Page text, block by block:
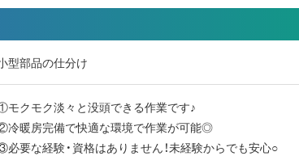
型部品の仕分け
モクモク淡々と没頭できる作業です♪
冷暖房完備で快適な環境で作業が可能◎
必要な経験・資格はありません！未経験からでも安心○